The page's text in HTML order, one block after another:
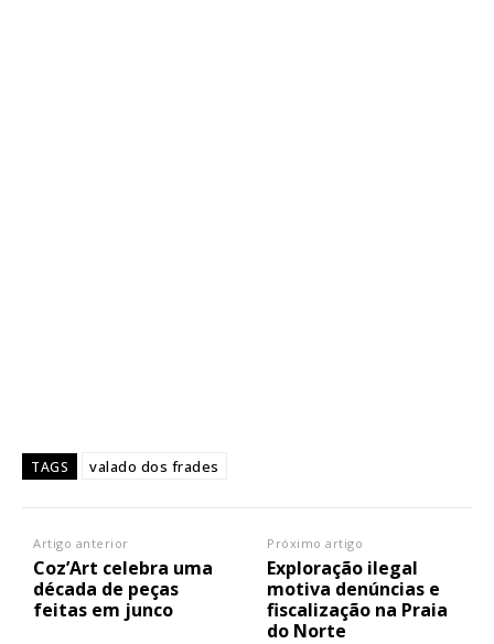
TAGS valado dos frades
Artigo anterior
Coz’Art celebra uma
década de peças
feitas em junco
Próximo artigo
Exploração ilegal
motiva denúncias e
fiscalização na Praia
do Norte